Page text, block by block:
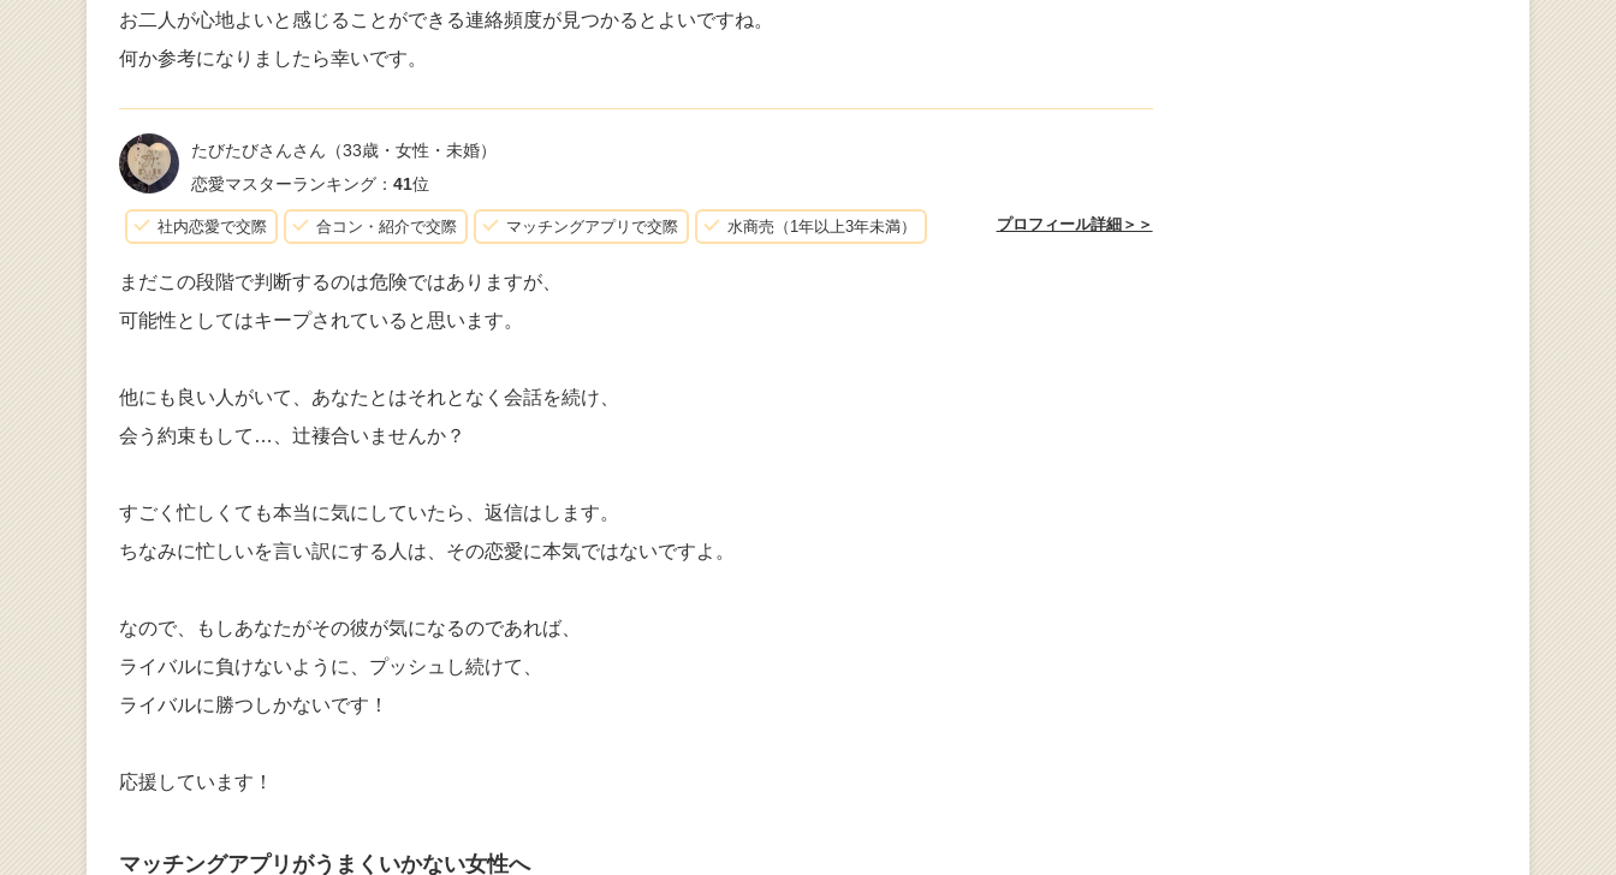
お二人が心地よいと感じることができる連絡頻度が見つかるとよいですね。
何か参考になりましたら幸いです。
たびたびさんさん （33歳・女性・未婚）
恋愛マスターランキング： 41位
社内恋愛で交際 合コン・紹介で交際 マッチングアプリで交際 水商売（1年以上3年未満） プロフィール詳細＞＞
まだこの段階で判断するのは危険ではありますが、
可能性としてはキープされていると思います。
他にも良い人がいて、あなたとはそれとなく会話を続け、
会う約束もして…、辻褄合いませんか？
すごく忙しくても本当に気にしていたら、返信はします。
ちなみに忙しいを言い訳にする人は、その恋愛に本気ではないですよ。
なので、もしあなたがその彼が気になるのであれば、
ライバルに負けないように、プッシュし続けて、
ライバルに勝つしかないです！
応援しています！
マッチングアプリがうまくいかない女性へ